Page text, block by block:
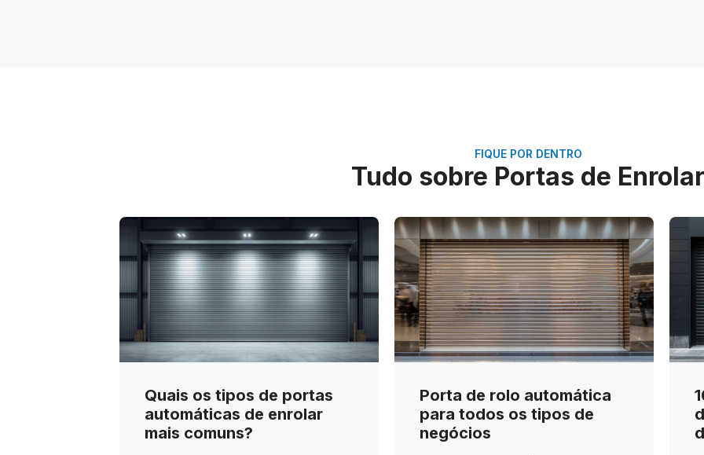
FIQUE POR DENTRO
Tudo sobre Portas de Enrolar
Quais os tipos de portas
automáticas de enrolar
mais comuns?
Porta de rolo automática
para todos os tipos de
negócios